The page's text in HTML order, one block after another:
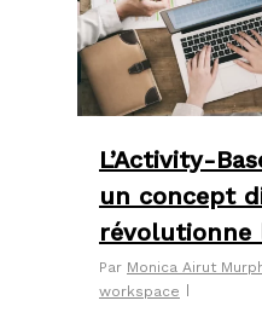
L’Activity-
un concept
révolutionne
Par Monica Airut
workspace